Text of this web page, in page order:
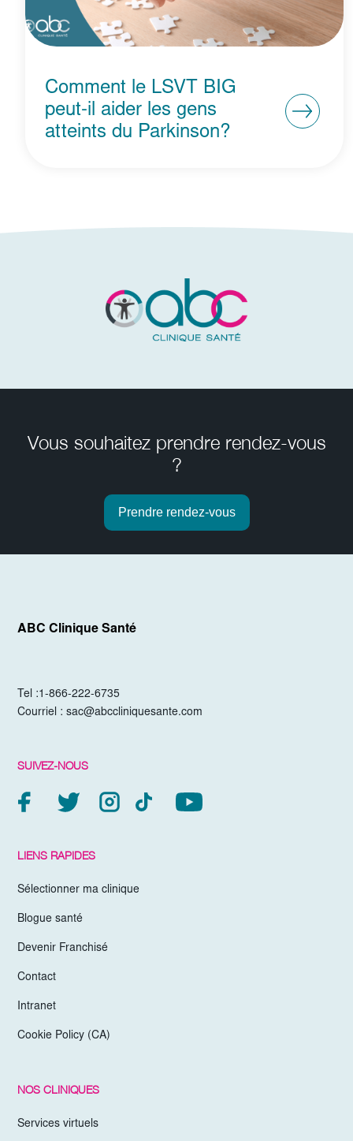
Comment le LSVT BIG
peut-il aider les gens
atteints du Parkinson?
Vous souhaitez prendre rendez-vous
?
Prendre rendez-vous
ABC Clinique Santé
Tel :1-866-222-6735
Courriel :sac@abccliniquesante.com
SUIVEZ-NOUS
LIENS RAPIDES
Sélectionner ma clinique
Blogue santé
Devenir Franchisé
Contact
Intranet
Cookie Policy (CA)
NOS CLINIQUES
Services virtuels